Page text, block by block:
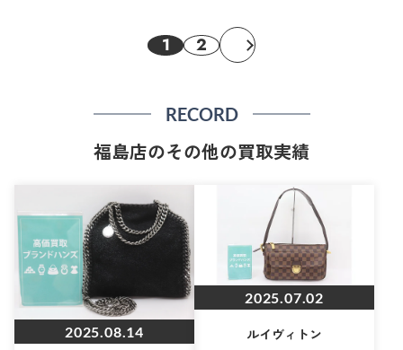
1 2
RECORD
福島店のその他の買取実績
2025.08.14
2025.07.02
ルイヴィトン